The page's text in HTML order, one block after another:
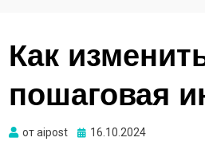
Как
пошаговая
отaipost Опубликовано
16.10.2024